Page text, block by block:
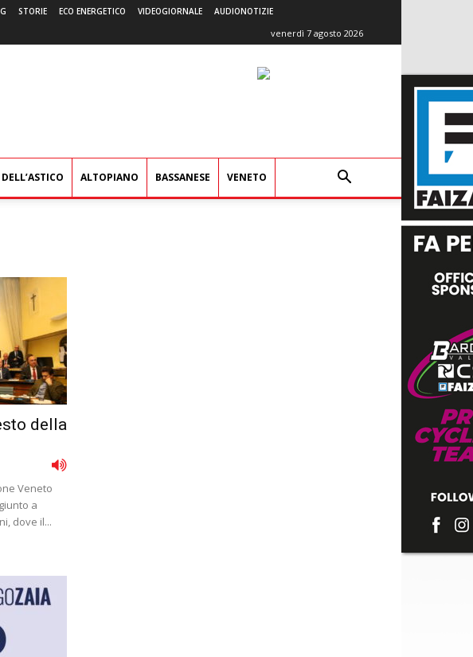
STORIE ECO ENERGETICO VIDEOGIORNALE AUDIONOTIZIE
venerdì 7 agosto 2026
ALTOPIANO BASSANESE VENETO
della
Veneto
a
dove il...